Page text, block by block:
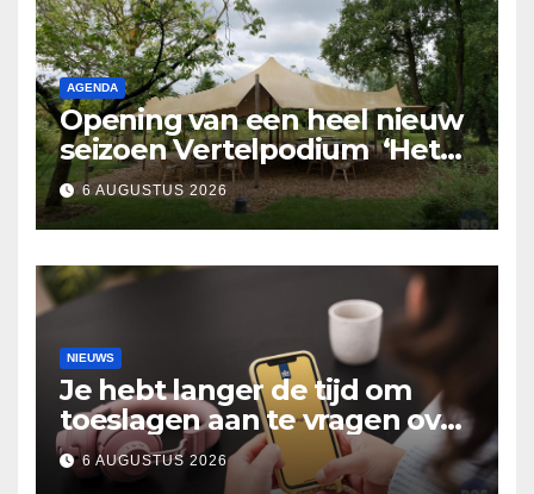
AGENDA
Opening van een heel nieuw
seizoen Vertelpodium ‘Het
Lopende Vuur’. Landelijke
verhalen in Bomentuin D’n
Hooidonk
6 AUGUSTUS 2026
NIEUWS
Je hebt langer de tijd om
toeslagen aan te vragen over
2025
6 AUGUSTUS 2026